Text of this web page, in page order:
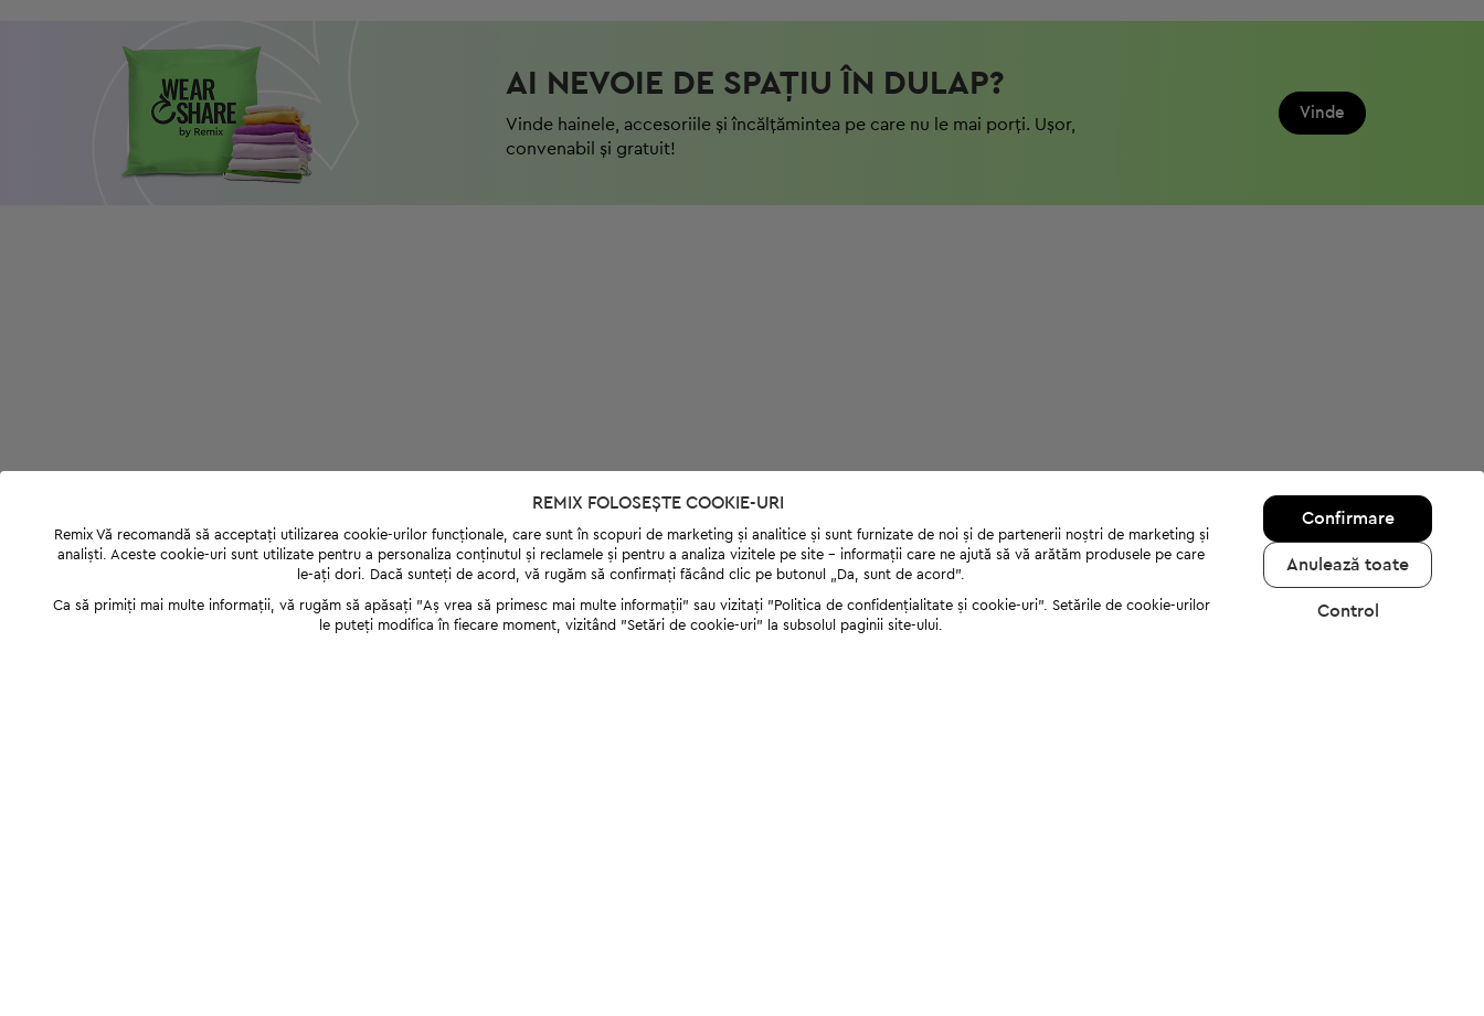
AI NEVOIE DE SPAȚIU ÎN DULAP?
Vinde hainele, accesoriile și încălțămintea pe care nu le mai porți. Ușor,
convenabil și gratuit!
Vinde
REMIX FOLOSEȘTE COOKIE-URI
Remix Vă recomandă să acceptați utilizarea cookie-urilor funcționale, care sunt în scopuri de marketing și analitice și sunt furnizate de noi și de partenerii noștri de marketing și
analiști. Aceste cookie-uri sunt utilizate pentru a personaliza conținutul și reclamele și pentru a analiza vizitele pe site - informații care ne ajută să vă arătăm produsele pe care
le-ați dori. Dacă sunteți de acord, vă rugăm să confirmați făcând clic pe butonul „Da, sunt de acord”.
Ca să primiți mai multe informații, vă rugăm să apăsați "Аș vrea să primesc mai multe informații" sau vizitați "Politica de confidențialitate și cookie-uri". Setările de cookie-urilor
le puteți modifica în fiecare moment, vizitând "Setări de cookie-uri" la subsolul paginii site-ului.
Confirmare
Anulează toate
Control